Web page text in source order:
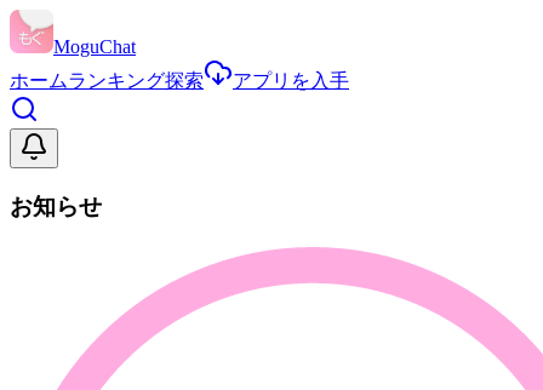
MoguChat
ホームランキング探索 アプリを入手
お知らせ